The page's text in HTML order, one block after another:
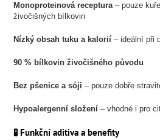
Monoproteinová receptura– pouze
živočišných bílkovin
Nízký obsah tuku a kalorií – ideální při
90 % bílkovin živočišného původu
Bez pšenice a sóji – pouze dobře
Hypoalergenní složení – vhodné i pro
🧪 Funkční aditiva a benefity